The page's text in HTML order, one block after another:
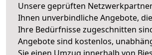
Unsere geprüften
Ihnen unverbindliche Angebote,
Ihre Bedürfnisse zugeschnitten
Angebote sind kostenlos,